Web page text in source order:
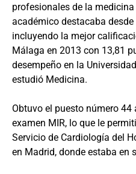
profesionales de la
académico destacaba
incluyendo la mejor
Málaga en 2013 con 13,81
desempeño en la
estudió Medicina.
Obtuvo el puesto número 44
examen MIR, lo que le
Servicio de Cardiología del
en Madrid, donde estaba en